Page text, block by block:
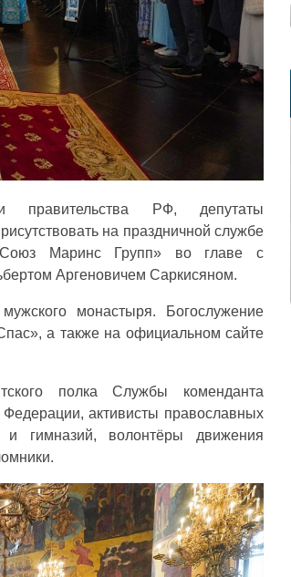
правительства РФ, депутаты
на праздничной службе
Маринс Групп» во главе с
Аргеновичем Саркисяном.
монастыря. Богослужение
а также на официальном сайте
полка Службы коменданта
активисты православных
и гимназий, волонтёры движения